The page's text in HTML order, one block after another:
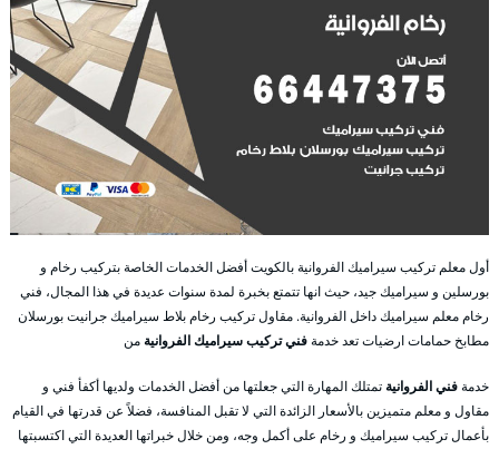
أول معلم تركيب سيراميك الفروانية بالكويت أفضل الخدمات الخاصة بتركيب رخام و
بورسلين و سيراميك جيد، حيث انها تتمتع بخبرة لمدة سنوات عديدة في هذا المجال، فني
رخام معلم سيراميك داخل الفروانية. مقاول تركيب رخام بلاط سيراميك جرانيت بورسلان
مطابخ حمامات ارضيات تعد خدمةفني تركيب سيراميك الفروانية من
خدمةفني الفروانية تمتلك المهارة التي جعلتها من أفضل الخدمات ولديها أكفأ فني و
مقاول و معلم متميزين بالأسعار الزائدة التي لا تقبل المنافسة، فضلاً عن قدرتها في القيام
بأعمال تركيب سيراميك و رخام على أكمل وجه، ومن خلال خبراتها العديدة التي اكتسبتها